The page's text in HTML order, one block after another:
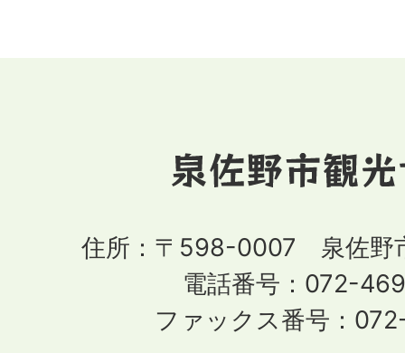
住所：〒598-0007 泉佐野
電話番号：072-
ファックス番号：